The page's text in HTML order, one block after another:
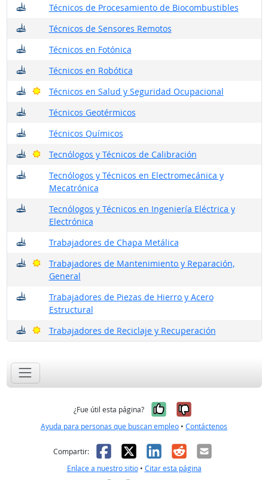
Técnicos de Procesamiento de Biocombustibles
¿Dónde trabajan?
Técnicos de Sensores Remotos
¿Dónde trabajan?
Técnicos en Fotónica
¿Dónde trabajan?
Técnicos en Robótica
¿Dónde trabajan?
Técnicos en Salud y Seguridad Ocupacional
¿Dónde trabajan?
Buenas perspectivas
Técnicos Geotérmicos
¿Dónde trabajan?
Técnicos Químicos
¿Dónde trabajan?
Tecnólogos y Técnicos de Calibración
¿Dónde trabajan?
Buenas perspectivas
Tecnólogos y Técnicos en Electromecánica y
Mecatrónica
¿Dónde trabajan?
Tecnólogos y Técnicos en Ingeniería Eléctrica y
Electrónica
¿Dónde trabajan?
Trabajadores de Chapa Metálica
¿Dónde trabajan?
Trabajadores de Mantenimiento y Reparación,
General
¿Dónde trabajan?
Buenas perspectivas
Trabajadores de Piezas de Hierro y Acero
Estructural
¿Dónde trabajan?
Trabajadores de Reciclaje y Recuperación
¿Dónde trabajan?
Buenas perspectivas
¿Fue útil esta página? Sí, fue útil
No, no fue
Ayuda para personas que buscan empleo • Contáctenos
Compartir: Facebook
X LinkedIn
RedditCorreo
Enlace a nuestro sitio• Citar esta página